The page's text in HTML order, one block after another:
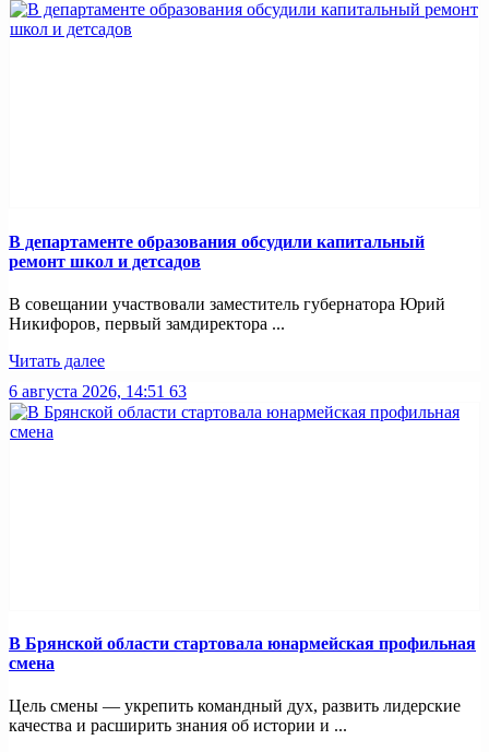
В департаменте образования обсудили капитальный
ремонт школ и детсадов
В совещании участвовали заместитель губернатора Юрий
Никифоров, первый замдиректора ...
Читать далее
6 августа 2026, 14:51 63
В Брянской области стартовала юнармейская профильная
смена
Цель смены — укрепить командный дух, развить лидерские
качества и расширить знания об истории и ...